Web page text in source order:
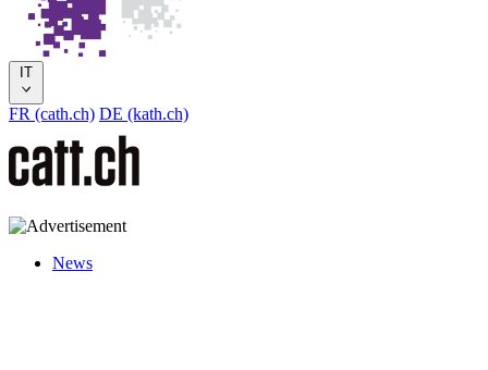
IT
FR (cath.ch) DE (kath.ch)
News